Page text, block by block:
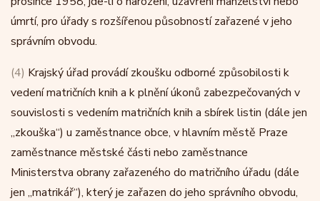
úmrtí, pro úřady s rozšířenou působností zařazené v jeho
správním obvodu.
(4) Krajský úřad provádí zkoušku odborné způsobilosti k
vedení matričních knih a k plnění úkonů zabezpečovaných v
souvislosti s vedením matričních knih a sbírek listin (dále jen
„zkouška“) u zaměstnance obce, v hlavním městě Praze
zaměstnance městské části nebo zaměstnance
Ministerstva obrany zařazeného do matričního úřadu (dále
jen „matrikář“), který je zařazen do jeho správního obvodu,